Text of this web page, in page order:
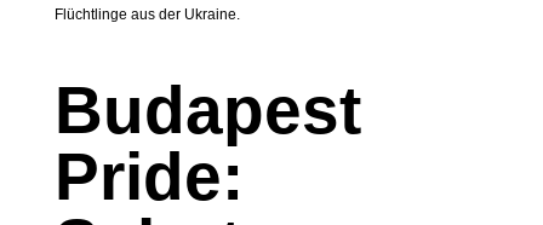
Flüchtlinge aus der Ukraine.
Budapest
Pride: